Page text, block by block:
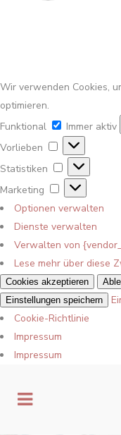
Wir verwenden Cookies,
optimieren.
Funktional
Funktional
Immer aktiv
Vorlieben
Vorlieben
Statistiken
Statistiken
Marketing
Marketing
Optionen verwalten
Dienste verwalten
Verwalten von
Lese mehr über diese
Cookies akzeptieren
Einstellungen speichern
Cookie-Richtlinie
Impressum
Impressum